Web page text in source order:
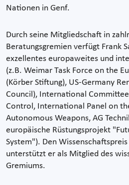
Nationen in Genf.
Durch seine Mitgliedschaft in
Beratungsgremien verfügt Frank
exzellentes europaweites und
(z.B. Weimar Task Force on the
(Körber Stiftung), US-Germany
Council), International
Control, International Panel on
Autonomous Weapons, AG
europäische Rüstungsprojekt
System"). Den
unterstützt er als Mitglied des
Gremiums.